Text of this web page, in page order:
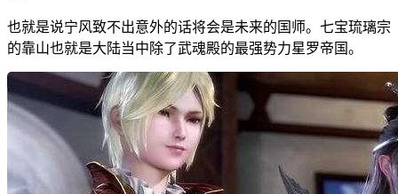
也就是说宁风致不出意外的话将会是未来的国师。七宝琉璃宗
的靠山也就是大陆当中除了武魂殿的最强势力星罗帝国。